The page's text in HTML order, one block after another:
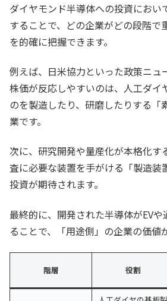
ダイヤモンド半導体への投資におい
することで、どの企業がどの段階で
を的確に把握できます。
例えば、日米協力といった政策ニュ
株価が反応しやすいのは、人工ダイ
のを製造したり、研磨したりする「
業です。
次に、研究開発や量産化が本格化す
査に必要な装置を手がける「製造装
投資が期待されます。
最終的に、開発された半導体がEV
ることで、「用途側」の企業の価値
階層 役割